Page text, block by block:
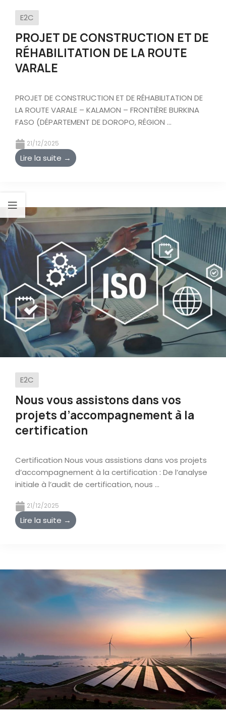
E2C
PROJET DE CONSTRUCTION ET DE
RÉHABILITATION DE LA ROUTE
VARALE
PROJET DE CONSTRUCTION ET DE RÉHABILITATION DE
LA ROUTE VARALE – KALAMON – FRONTIÈRE BURKINA
FASO (DÉPARTEMENT DE DOROPO, RÉGION ...
21/12/2025
Lire la suite →
E2C
Nous vous assistons dans vos
projets d’accompagnement à la
certification
Certification Nous vous assistions dans vos projets
d’accompagnement à la certification : De l’analyse
initiale à l’audit de certification, nous ...
21/12/2025
Lire la suite →